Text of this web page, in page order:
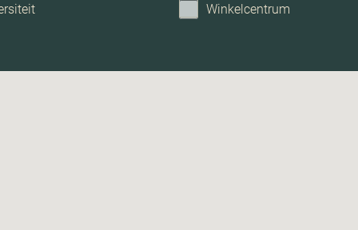
Winkelcentrum